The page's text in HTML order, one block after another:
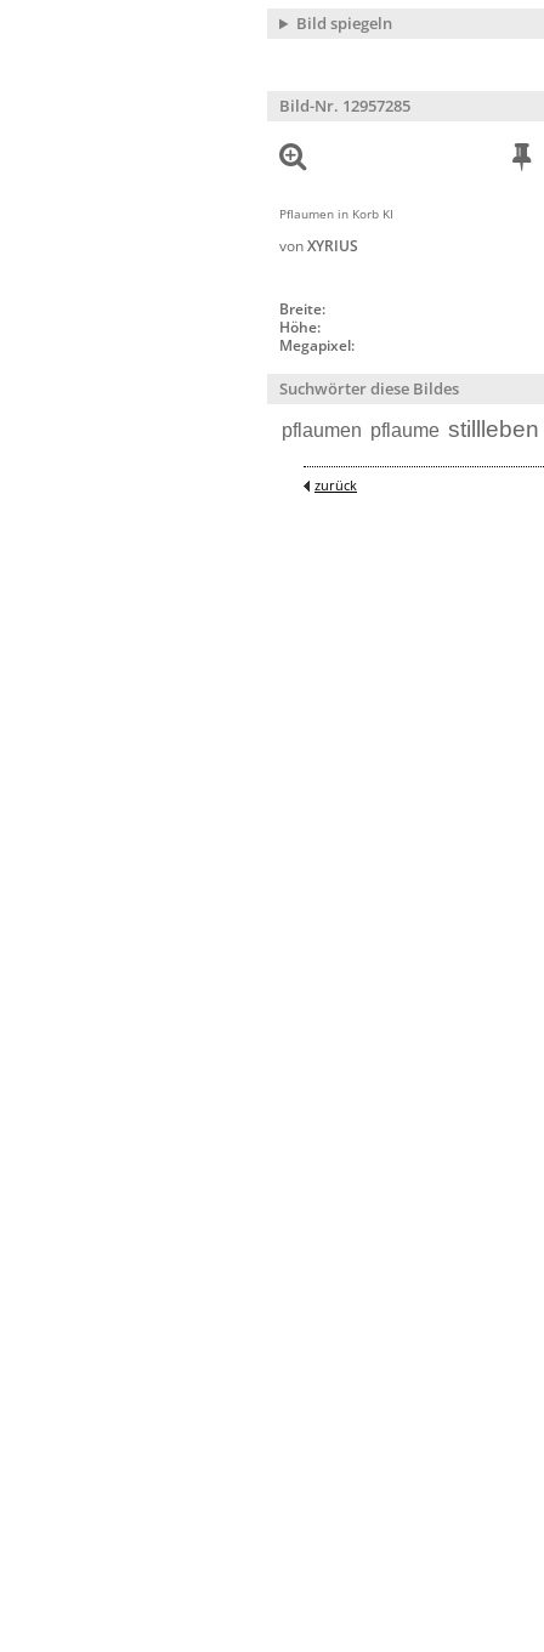
Bild spiegeln
Bild-Nr. 12957285
Pflaumen in Korb KI
vonXYRIUS
Breite:
Höhe:
Megapixel:
Suchwörter diese Bildes
pflaumen pflaume stillleben
zurück